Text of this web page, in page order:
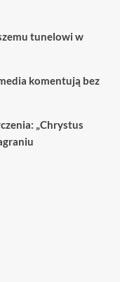
tunelowi w
komentują bez
„Chrystus